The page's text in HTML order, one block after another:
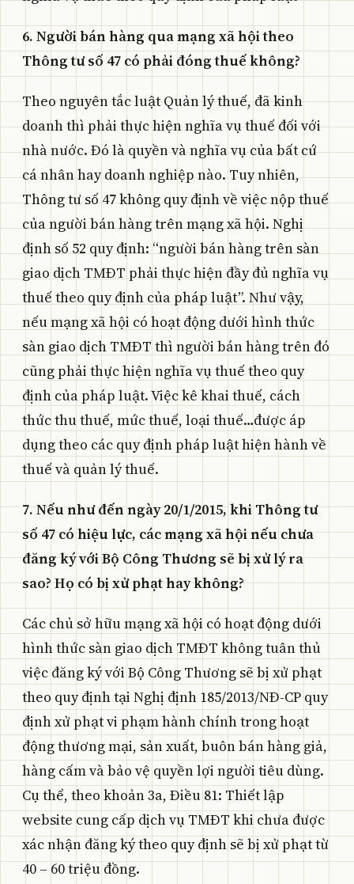
6. Người bán hàng qua mạng xã hội theo
Thông tư số 47 có phải đóng thuế không?
Theo nguyên tắc luật Quản lý thuế, đã kinh
doanh thì phải thực hiện nghĩa vụ thuế đối với
nhà nước. Đó là quyền và nghĩa vụ của bất cứ
cá nhân hay doanh nghiệp nào. Tuy nhiên,
Thông tư số 47 không quy định về việc nộp thuế
của người bán hàng trên mạng xã hội. Nghị
định số 52 quy định: “người bán hàng trên sàn
giao dịch TMĐT phải thực hiện đầy đủ nghĩa vụ
thuế theo quy định của pháp luật”. Như vậy,
nếu mạng xã hội có hoạt động dưới hình thức
sàn giao dịch TMĐT thì người bán hàng trên đó
cũng phải thực hiện nghĩa vụ thuế theo quy
định của pháp luật. Việc kê khai thuế, cách
thức thu thuế, mức thuế, loại thuế…được áp
dụng theo các quy định pháp luật hiện hành về
thuế và quản lý thuế.
7. Nếu như đến ngày 20/1/2015, khi Thông tư
số 47 có hiệu lực, các mạng xã hội nếu chưa
đăng ký với Bộ Công Thương sẽ bị xử lý ra
sao? Họ có bị xử phạt hay không?
Các chủ sở hữu mạng xã hội có hoạt động dưới
hình thức sàn giao dịch TMĐT không tuân thủ
việc đăng ký với Bộ Công Thương sẽ bị xử phạt
theo quy định tại Nghị định 185/2013/NĐ-CP quy
định xử phạt vi phạm hành chính trong hoạt
động thương mại, sản xuất, buôn bán hàng giả,
hàng cấm và bảo vệ quyền lợi người tiêu dùng.
Cụ thể, theo khoản 3a, Điều 81: Thiết lập
website cung cấp dịch vụ TMĐT khi chưa được
xác nhận đăng ký theo quy định sẽ bị xử phạt từ
40 – 60 triệu đồng.